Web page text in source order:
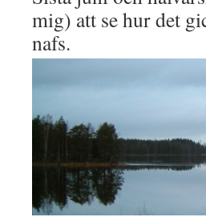
mig) att se hur det
nafs.